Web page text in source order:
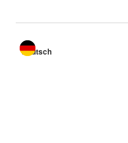
Sprache wechseln zu